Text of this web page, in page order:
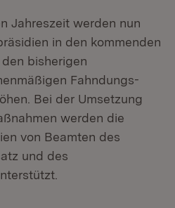
Jahreszeit werden nun
in den kommenden
bisherigen
Fahndungs-
Bei der Umsetzung
werden die
von Beamten des
und des